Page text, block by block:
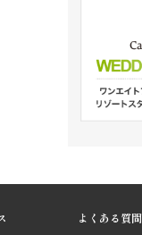
よくある質問